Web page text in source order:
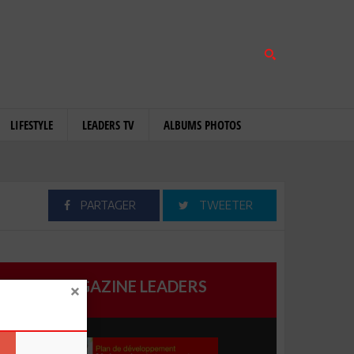
LIFESTYLE LEADERS TV ALBUMS PHOTOS
PARTAGER TWEETER
MAGAZINE LEADERS